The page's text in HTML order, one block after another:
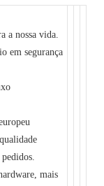
a nossa vida.
em segurança
mais